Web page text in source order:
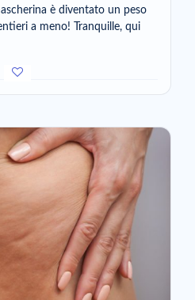
è diventato un peso
a meno! Tranquille, qui